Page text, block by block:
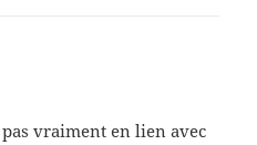
vraiment en lien avec